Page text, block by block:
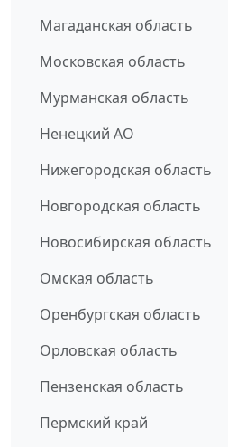
Магаданская область
Московская область
Мурманская область
Ненецкий АО
Нижегородская область
Новгородская область
Новосибирская область
Омская область
Оренбургская область
Орловская область
Пензенская область
Пермский край